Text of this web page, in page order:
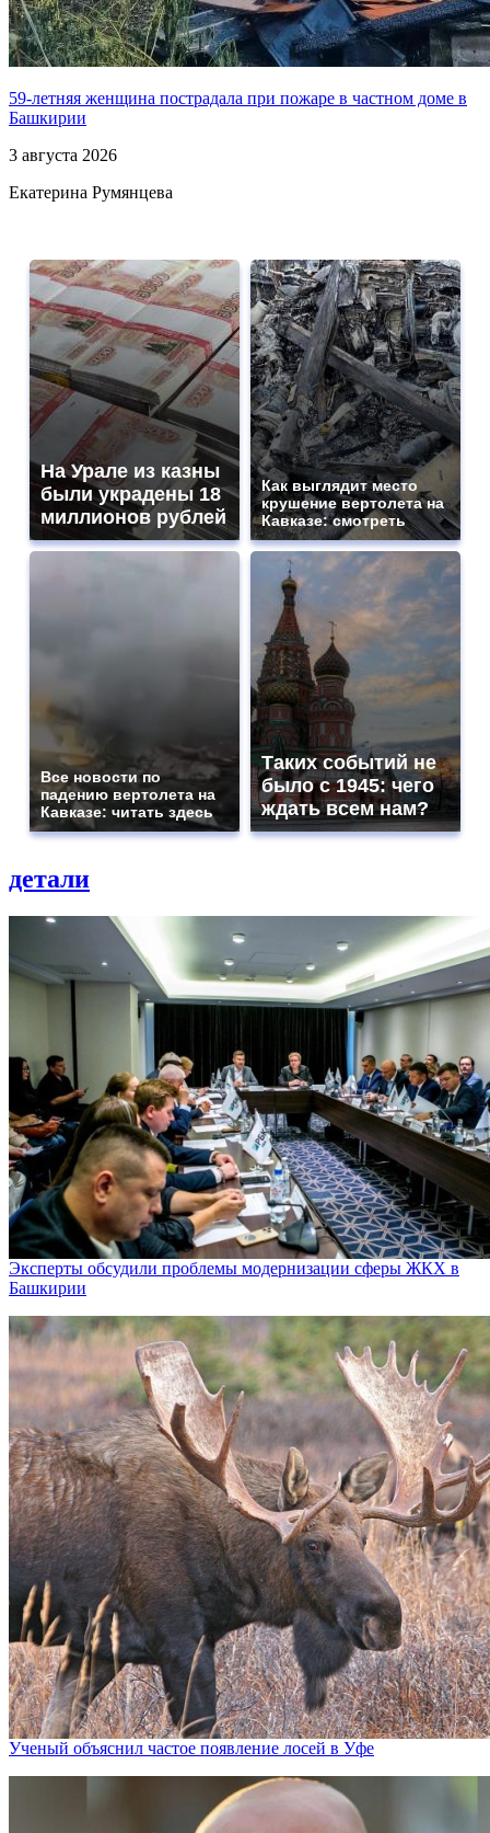
59-летняя женщина пострадала при пожаре в частном доме в
Башкирии
3 августа 2026
Екатерина Румянцева
На Урале из казны
были украдены 18
миллионов рублей
Как выглядит место
крушение вертолета на
Кавказе: смотреть
Все новости по
падению вертолета на
Кавказе: читать здесь
Таких событий не
было с 1945: чего
ждать всем нам?
детали
Эксперты обсудили проблемы модернизации сферы ЖКХ в
Башкирии
Ученый объяснил частое появление лосей в Уфе